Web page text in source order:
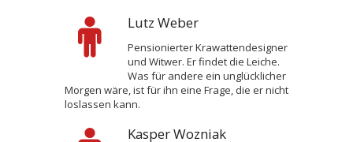
Lutz Weber
Pensionierter Krawattendesigner
und Witwer. Er findet die Leiche.
Was für andere ein unglücklicher
Morgen wäre, ist für ihn eine Frage, die er nicht
loslassen kann.
Kasper Wozniak